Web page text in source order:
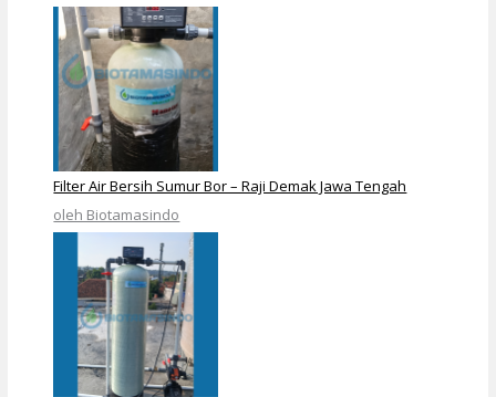
Filter Air Bersih Sumur Bor – Raji Demak Jawa Tengah
oleh Biotamasindo